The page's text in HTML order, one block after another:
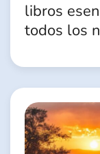
libros
todos los